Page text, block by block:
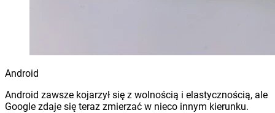
Android
Android zawsze kojarzył się z wolnością i elastycznością, ale
Google zdaje się teraz zmierzać w nieco innym kierunku.